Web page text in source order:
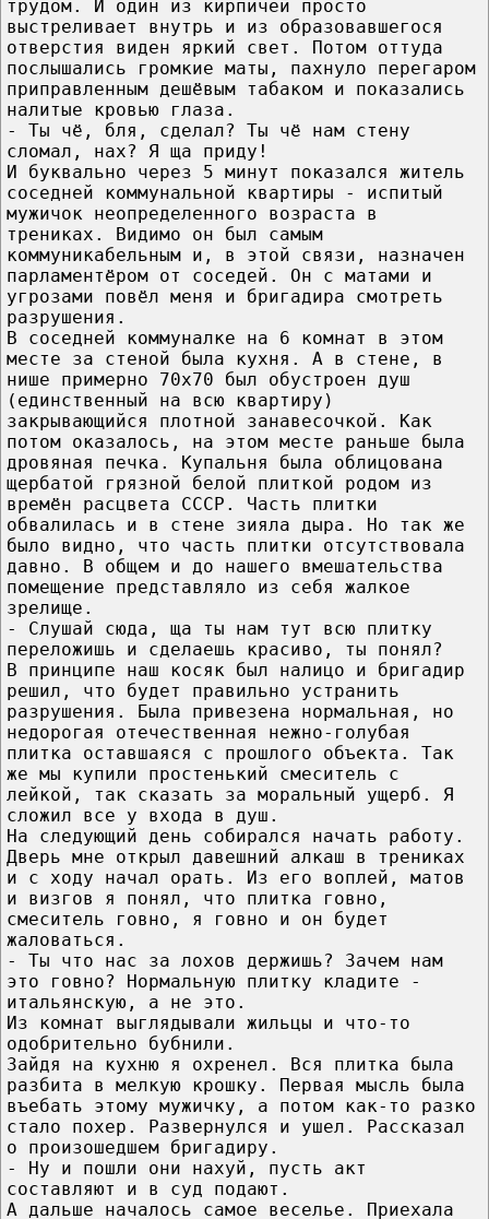
трудом. И один из кирпичей просто
выстреливает внутрь и из образовавшегося
отверстия виден яркий свет. Потом оттуда
послышались громкие маты, пахнуло перегаром
приправленным дешёвым табаком и показались
налитые кровью глаза.
- Ты чё, бля, сделал? Ты чё нам стену
сломал, нах? Я ща приду!
И буквально через 5 минут показался житель
соседней коммунальной квартиры - испитый
мужичок неопределенного возраста в
трениках. Видимо он был самым
коммуникабельным и, в этой связи, назначен
парламентёром от соседей. Он с матами и
угрозами повёл меня и бригадира смотреть
разрушения.
В соседней коммуналке на 6 комнат в этом
месте за стеной была кухня. А в стене, в
нише примерно 70х70 был обустроен душ
(единственный на всю квартиру)
закрывающийся плотной занавесочкой. Как
потом оказалось, на этом месте раньше была
дровяная печка. Купальня была облицована
щербатой грязной белой плиткой родом из
времён расцвета СССР. Часть плитки
обвалилась и в стене зияла дыра. Но так же
было видно, что часть плитки отсутствовала
давно. В общем и до нашего вмешательства
помещение представляло из себя жалкое
зрелище.
- Слушай сюда, ща ты нам тут всю плитку
переложишь и сделаешь красиво, ты понял?
В принципе наш косяк был налицо и бригадир
решил, что будет правильно устранить
разрушения. Была привезена нормальная, но
недорогая отечественная нежно-голубая
плитка оставшаяся с прошлого объекта. Так
же мы купили простенький смеситель с
лейкой, так сказать за моральный ущерб. Я
сложил все у входа в душ.
На следующий день собирался начать работу.
Дверь мне открыл давешний алкаш в трениках
и с ходу начал орать. Из его воплей, матов
и визгов я понял, что плитка говно,
смеситель говно, я говно и он будет
жаловаться.
- Ты что нас за лохов держишь? Зачем нам
это говно? Нормальную плитку кладите -
итальянскую, а не это.
Из комнат выглядывали жильцы и что-то
одобрительно бубнили.
Зайдя на кухню я охренел. Вся плитка была
разбита в мелкую крошку. Первая мысль была
въебать этому мужичку, а потом как-то разко
стало похер. Развернулся и ушел. Рассказал
о произошедшем бригадиру.
- Ну и пошли они нахуй, пусть акт
составляют и в суд подают.
А дальше началось самое веселье. Приехала